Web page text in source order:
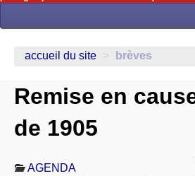
NOS TRAVAUX
LAICITHÈQUE
accueil du site > brèves
Remise en
de 1905
AGENDA